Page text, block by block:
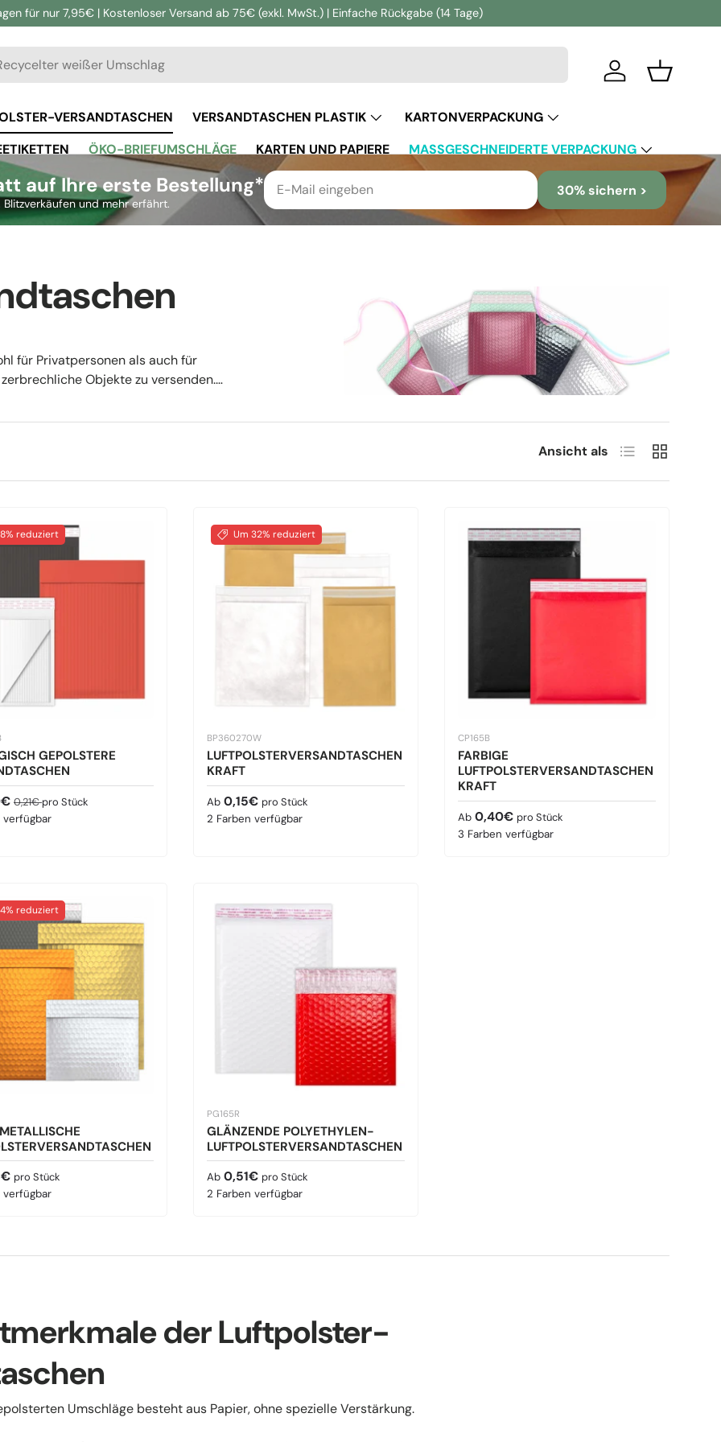
für nur 7,95€ | Kostenloser Versand ab 75€ (exkl. MwSt.) | Einfache Rückgabe (14 Tage)
Einloggen
VERSANDTASCHEN VERSANDTASCHEN PLASTIK
KARTONVERPACKUNG
ÖKO-BRIEFUMSCHLÄGE KARTEN UND PAPIERE MASSGESCHNEIDERTE VERPACKUNG
auf Ihre erste Bestellung*
und mehr erfährt.
30% sichern >
für Privatpersonen als auch für
Objekte zu versenden.
ein etwas fülligeres Aussehen
Ansicht als Produktliste
reduziert
GEPOLSTERE
Normaler Preis
0,21€pro Stück
verfügbar
Um 32% reduziert
BP360270W
LUFTPOLSTERVERSANDTASCHEN
KRAFT
Normaler Preis
Ab 0,15€ pro Stück
2 Farben verfügbar
CP165B
FARBIGE
LUFTPOLSTERVERSANDTASCHEN
KRAFT
Normaler Preis
Ab 0,40€ pro Stück
3 Farben verfügbar
reduziert
Preis
pro Stück
verfügbar
PG165R
GLÄNZENDE POLYETHYLEN-
LUFTPOLSTERVERSANDTASCHEN
Normaler Preis
Ab 0,51€ pro Stück
2 Farben verfügbar
der Luftpolster-
Umschläge besteht aus Papier, ohne spezielle Verstärkung.